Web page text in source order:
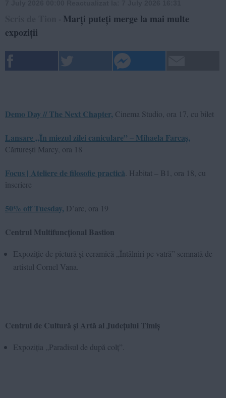
- Marți puteți merge la mai multe
expoziții
Demo Day // The Next Chapter, Cinema Studio, ora 17, cu bilet
Lansare „În miezul zilei caniculare” – Mihaela Farcaș,
Cărturești Marcy, ora 18
Focus | Ateliere de filosofie practică . Habitat – B1, ora 18, cu
înscriere
50% off Tuesday, D’arc, ora 19
Centrul Multifuncțional Bastion
Expoziție de pictură și ceramică „Întâlniri pe vatră” semnată de
artistul Cornel Vana.
Centrul de Cultură și Artă al Județului Timiș
Expoziția „Paradisul de după colț”.